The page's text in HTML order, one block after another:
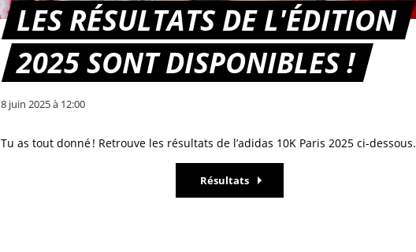
LES RÉSULTATS DE L'ÉDITION
2025 SONT DISPONIBLES !
8 juin 2025 à 12:00
Tu as tout donné ! Retrouve les résultats de l’adidas 10K Paris 2025 ci-dessous.
Résultats